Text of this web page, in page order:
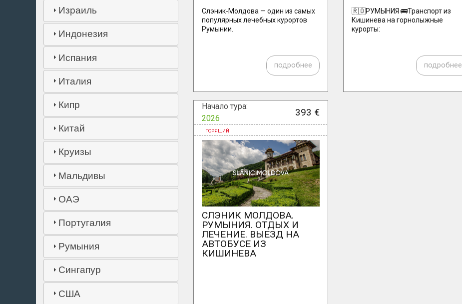
Слэник-Молдова — один из самых
популярных лечебных курортов
Румынии.
подробнее
🇷🇴РУМЫНИЯ 🚌Транспорт из
Кишинева на горнолыжные
курорты:
подробнее
Начало тура:
2026
393 €
СЛЭНИК МОЛДОВА.
РУМЫНИЯ. ОТДЫХ И
ЛЕЧЕНИЕ. ВЫЕЗД НА
АВТОБУСЕ ИЗ
КИШИНЕВА
Израиль
Индонезия
Испания
Италия
Кипр
Китай
Круизы
Мальдивы
ОАЭ
Португалия
Румыния
Сингапур
США